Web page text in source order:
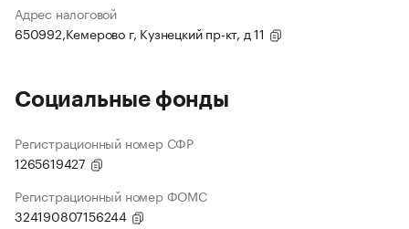
Адрес налоговой
650992,Кемерово г, Кузнецкий пр-кт, д 11
Социальные фонды
Регистрационный номер СФР
1265619427
Регистрационный номер ФОМС
324190807156244